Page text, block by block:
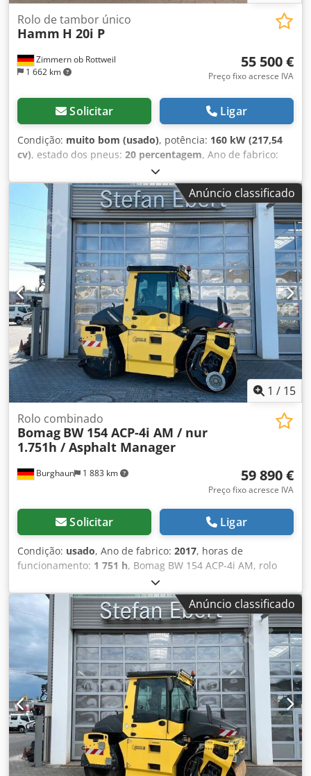
Zimmern ob Rottweil
1 662 km
Rolo de tambor único
Hamm H 20i P
55 500 €
Preço fixo acresce IVA
Solicitar Ligar
Condição: muito bom (usado), potência: 160 kW (217,54
cv), estado dos pneus: 20 percentagem, Ano de fabrico:
, horas de funcionamento:
condicionado, cabina, HAMM H20i P Rolo compactador pé
de carneiro Ano de fabricação: 2015 Cjdpfx Aijy I Uppjrsha
Horas de operação: 4.068 h ROPS (estrutura de proteção
contra capotamento) Ar-condicionado Rádio Câmera de ré
Tamanho do pneu 23.1-26 – aprox. 40% de vida útil
restante Motor Deutz com 150 kW CE / EPA Peso
operacional: 21 t.
Anúncio classificado
1 / 15
Burghaun 1 883 km
Rolo combinado
Bomag BW 154 ACP-4i AM / nur
1.751h / Asphalt Manager
59 890 €
Preço fixo acresce IVA
Solicitar Ligar
Condição: usado, Ano de fabrico: 2017, horas de
funcionamento: 1 751 h, Bomag BW 154 ACP-4i AM, rolo
compactador combinado, ano de fabricação: 2017, horas
de operação: apenas 1.751 horas, motor: Kubota [55,4
kW/75 CV], Asphalt Manager 2, cortador de asfalto em
ambos os lados, peso: 7.400 kg, tambor com revestimento
liso, em bom estado, pronto para uso imediato. Se desejar,
apresentamos uma proposta de leasing ou financiamento.
O Sr. Mihm (tel. ) terá todo o prazer em ajudá-lo. Para mais
informações, consulte o nosso site. Salvo erro e omissão,
bem como venda prévia! Aluguer possível. Codpfezq Tztox
Airoha = Mais informações = Contacte Tobias Ebert para
obter mais informações.
Anúncio classificado